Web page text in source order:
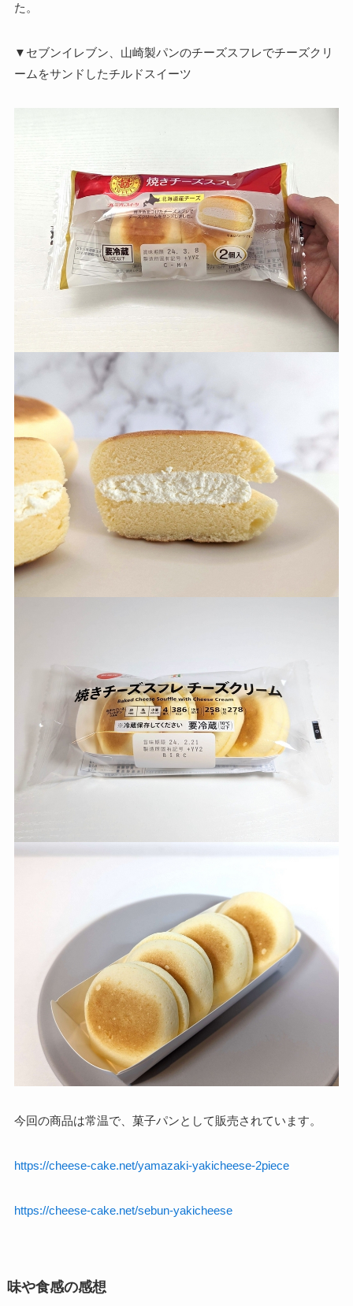
た。
▼セブンイレブン、山崎製パンのチーズスフレでチーズクリ
ームをサンドしたチルドスイーツ
今回の商品は常温で、菓子パンとして販売されています。
https://cheese-cake.net/yamazaki-yakicheese-2piece
https://cheese-cake.net/sebun-yakicheese
味や食感の感想